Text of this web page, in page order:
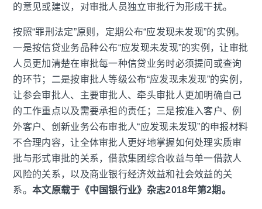
的意见或建议，对审批人员独立审批行为形成干扰。
按照“罪刑法定”原则，定期公布“应发现未发现”的实例。
一是按信贷业务品种公布“应发现未发现”的实例，让审批
人员更加清楚在审批每一种信贷业务时必须提问或查询
的环节；二是按审批人等级公布“应发现未发现”的实例，
让参会审批人、主要审批人、牵头审批人更加明确自己
的工作重点以及需要承担的责任；三是按准入客户、例
外客户、创新业务公布审批人“应发现未发现”的申报材料
不合理内容，让全体审批人更好地掌握如何处理实质审
批与形式审批的关系，借款集团综合收益与单一借款人
风险的关系，以及商业银行经济效益和社会效益的关
系。本文原载于《中国银行业》杂志2018年第2期。